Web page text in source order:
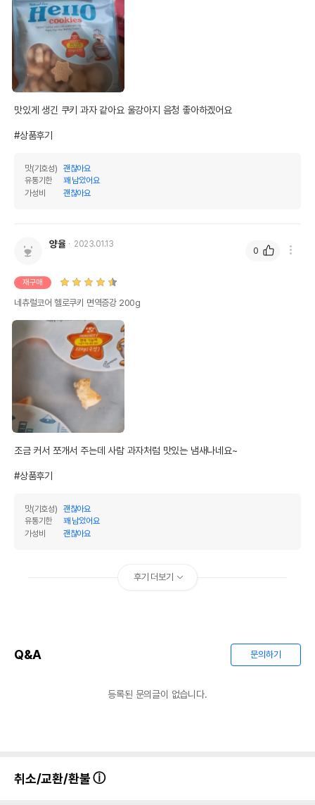
맛있게 생긴 쿠키 과자 같아요 울강아지 음청 좋아하겠어요
#상품후기
맛(기호성)
괜찮아요
유통기한
꽤 남았어요
가성비
괜찮아요
양율 2023.01.13
재구매
네츄럴코어 헬로쿠키 면역증강 200g
조금 커서 쪼개서 주는데 사람 과자처럼 맛있는 냄새나네요~
#상품후기
맛(기호성)
괜찮아요
유통기한
꽤 남았어요
가성비
괜찮아요
0
후기 더보기
Q&A 문의하기
등록된 문의글이 없습니다.
취소/교환/환불